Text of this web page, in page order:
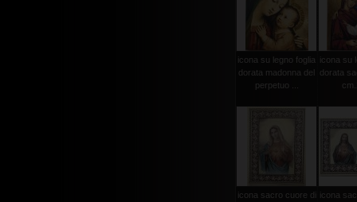
icona su legno foglia
dorata madonna del
perpetuo ...
icona su
dorata
icona sacro cuore di
icona